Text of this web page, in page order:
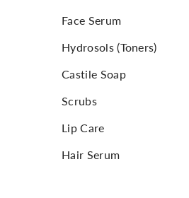
Face Serum
Hydrosols (Toners)
Castile Soap
Scrubs
Lip Care
Hair Serum